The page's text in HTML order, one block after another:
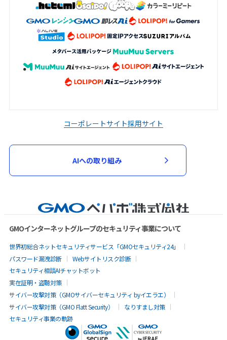
コーポレートサイト採用サイト
AIへの取り組み
GMOインターネットグループのセキュリティ事業について
世界初総合ネットセキュリティサービス「GMOセキュリティ24」
パスワード漏洩診断
Webサイトリスク診断
セキュリティ相談AIチャットボット
実在証明・盗聴対策
サイバー攻撃対策（GMOサイバーセキュリティ byイエラエ）
サイバー攻撃対策（GMO Flatt Security）
なりすまし対策
セキュリティ事業の軌跡